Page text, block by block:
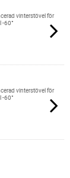
vinterstövel för
-60°
vinterstövel för
-60°